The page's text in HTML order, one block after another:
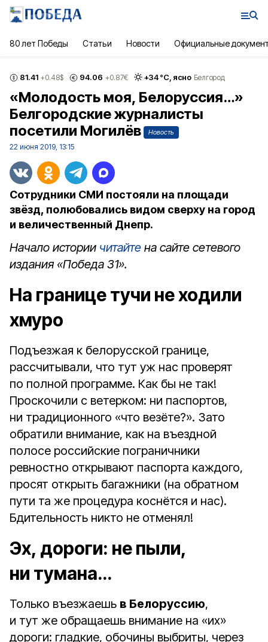
80 лет Победы Статьи Новости Официальные
81.41 +0.48$ 94.06 +0.87€ +34°С, ясно Белгород
«Молодость моя, Белоруссия…»
Белгородские журналисты
посетили Могилёв
Новость
22 июня 2019, 13:15
Сотрудники СМИ постояли на площади
звёзд, полюбовались видом сверху на город
и величественный Днепр.
Начало истории читайте на сайте сетевого
издания «Победа 31».
На границе тучи не ходили
хмуро
Подъезжая к белорусской границе,
рассчитывали, что тут уж нас проверят
по полной программе. Как бы не так!
Проскочили с ветерком: ни паспортов,
ни традиционного «что везёте?». Зато
обратили внимание, как на въездной
полосе российские пограничники
ревностно открывают паспорта каждого,
просят открыть багажники (на обратном
пути та же процедура коснётся и нас).
Бдительность никто не отменял!
Эх, дороги: не пыли,
ни тумана…
Только въезжаешь в Белоруссию,
и тут же обращаешь внимание на «их»
дороги: гладкие, обочины выбриты, через